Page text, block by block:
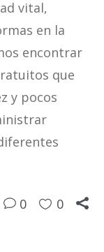
vital,
en la
encontrar
que
y pocos
0 0